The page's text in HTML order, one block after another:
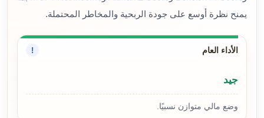
يمنح نظرة أوسع على جودة الربحية والمخاطر المحتملة.
الأداء العام !
جيد
وضع مالي متوازن نسبيًا.